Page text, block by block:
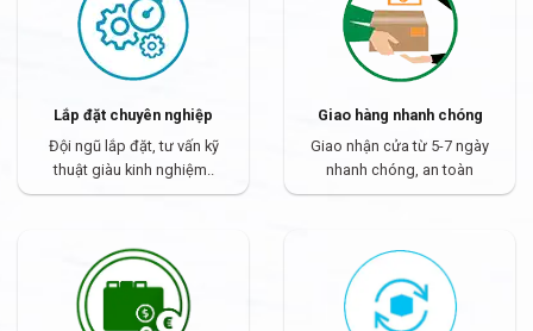
Lắp đặt chuyên nghiệp
Đội ngũ lắp đặt, tư vấn kỹ
thuật giàu kinh nghiệm..
Giao hàng nhanh chóng
Giao nhận cửa từ 5-7 ngày
nhanh chóng, an toàn